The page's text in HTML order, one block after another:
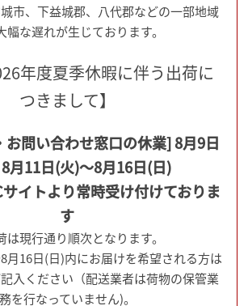
市、下益城郡、八代郡などの一部地域
幅な遅れが生じております。
年度夏季休暇に伴う出荷に
つきまして】
お問い合わせ窓口の休業] 8月9日
月11日(火)～8月16日(日)
イトより常時受け付けておりま
す
現行通り順次となります。
月16日(日)内にお届けを希望される方は
入ください（配送業者は荷物の保管業
務を行なっていません)。